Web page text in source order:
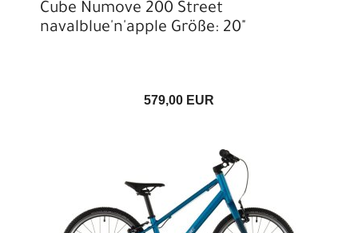
Cube Numove 200 Street
navalblue'n'apple Größe: 20"
579,00 EUR